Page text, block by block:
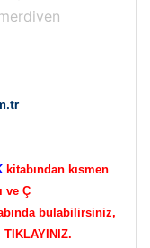
kitabından kısmen
ve Ç
bulabilirsiniz,
TIKLAYINIZ.